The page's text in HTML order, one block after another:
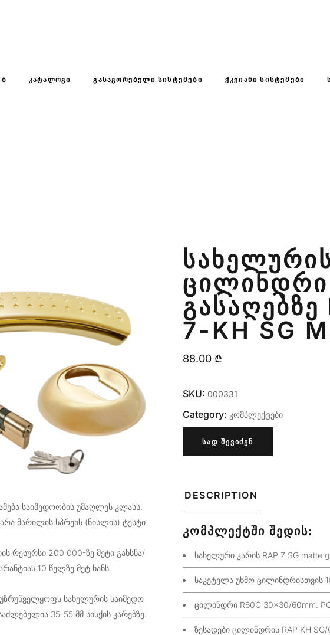
ᲙᲐᲢᲐᲚᲝᲒᲘ ᲒᲐᲡᲐᲒᲝᲠᲔᲑᲔᲚᲘ ᲡᲘᲡᲢᲔᲛᲔᲑᲘ ᲭᲙᲕᲘᲐᲜᲘ ᲡᲘᲡᲢᲔᲛᲔᲑᲘ
საიმედოობის უმაღლეს კლასს.
მარილის სპრეის (ნისლის) ტესტი
რესურსი 200 000-ზე მეტი გახსნა/
10 წელზე მეტ ხანს
სახელურის საიმედო
35-55 მმ სისქის კარებზე.
ᲪᲘᲚᲘᲜᲓᲠᲘ
ᲒᲐᲡᲐᲦᲔᲑᲖᲔ
7-KH SG
88.00 ₾
SKU: 000331
Category: კომპლექტები
ᲡᲐᲓ ᲨᲔᲕᲘᲫᲔᲜ
DESCRIPTION
ᲙᲝᲛᲞᲚᲔᲥᲢᲨᲘ ᲨᲔᲓᲘᲡ:
სახელური კარის RAP 7 SG matte
საკეტელა უხმო ცილინდრისთვის
ცილინდრი R60C 30×30/60mm.
ზესადები ცილინდრის RAP KH